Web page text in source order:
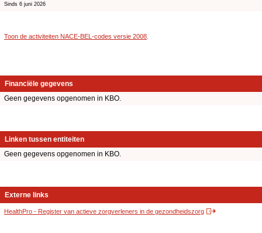
Sinds 6 juni 2026
Toon de activiteiten NACE-BEL-codes versie 2008
Financiële gegevens
Geen gegevens opgenomen in KBO.
Linken tussen entiteiten
Geen gegevens opgenomen in KBO.
Externe links
HealthPro - Register van actieve zorgverleners in de gezondheidszorg